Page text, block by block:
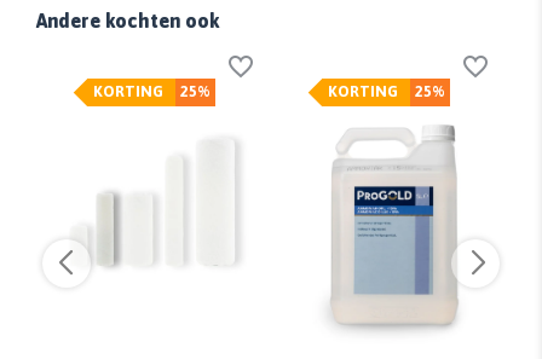
Andere kochten ook
25%
KORTING 25%
KORTING